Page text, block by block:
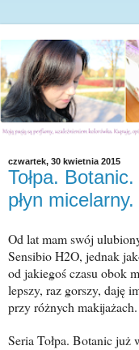
czwartek, 30 kwietnia 2015
Tołpa.
płyn micelarny.
Od lat mam swój
Sensibio H2O, jednak
od jakiegoś czasu obok
lepszy, raz gorszy, daję
przy różnych makijażach.
Seria Tołpa. Botanic już